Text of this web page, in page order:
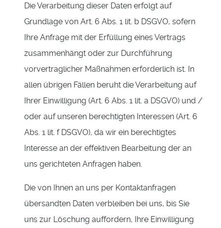
Die Verarbeitung dieser Daten erfolgt auf
Grundlage von Art. 6 Abs. 1 lit. b DSGVO, sofern
Ihre Anfrage mit der Erfüllung eines Vertrags
zusammenhängt oder zur Durchführung
vorvertraglicher Maßnahmen erforderlich ist. In
allen übrigen Fällen beruht die Verarbeitung auf
Ihrer Einwilligung (Art. 6 Abs. 1 lit. a DSGVO) und /
oder auf unseren berechtigten Interessen (Art. 6
Abs. 1 lit. f DSGVO), da wir ein berechtigtes
Interesse an der effektiven Bearbeitung der an
uns gerichteten Anfragen haben.
Die von Ihnen an uns per Kontaktanfragen
übersandten Daten verbleiben bei uns, bis Sie
uns zur Löschung auffordern, Ihre Einwilligung